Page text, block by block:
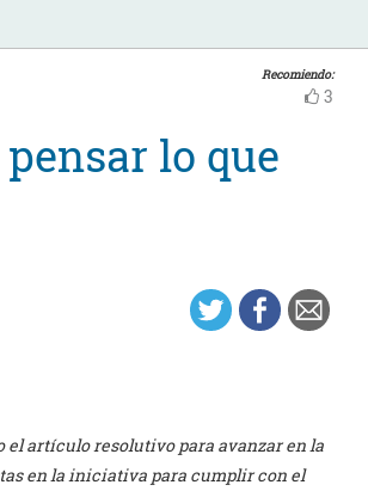
Recomiendo:
3
lo que
el artículo resolutivo para avanzar en la
en la iniciativa para cumplir con el